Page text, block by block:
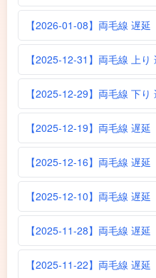
【2026-01-08】両毛線 遅延
【2025-12-31】両毛線 上り
【2025-12-29】両毛線 下り
【2025-12-19】両毛線 遅延
【2025-12-16】両毛線 遅延
【2025-12-10】両毛線 遅延
【2025-11-28】両毛線 遅延
【2025-11-22】両毛線 遅延